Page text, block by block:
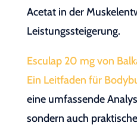
Acetat in der
Leistungssteigerung.
Esculap 20 mg von
Ein Leitfaden für
eine umfassende
sondern auch praktische